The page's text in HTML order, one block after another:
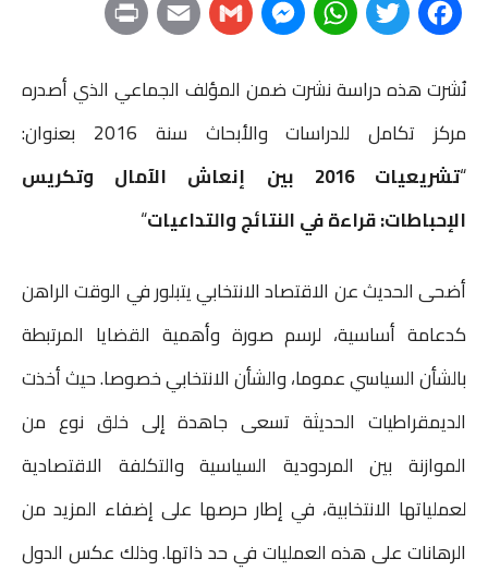
F
c
e
b
o
o
k
T
i
t
e
W
a
t
A
p
M
s
s
n
g
r
G
a
l
E
a
l
i
n
t
نُشرت هذه دراسة نشرت ضمن المؤلف الجماعي الذي أصدره
مركز تكامل للدراسات والأبحاث سنة 2016 بعنوان:
“
تشريعيات 2016 بين إنعاش الآمال وتكريس
الإحباطات: قراءة في النتائج والتداعيات“
أضحى الحديث عن الاقتصاد الانتخابي يتبلور في الوقت الراهن
كدعامة أساسية، لرسم صورة وأهمية القضايا المرتبطة
بالشأن السياسي عموما، والشأن الانتخابي خصوصا. حيث أخذت
الديمقراطيات الحديثة تسعى جاهدة إلى خلق نوع من
الموازنة بين المردودية السياسية والتكلفة الاقتصادية
لعملياتها الانتخابية، في إطار حرصها على إضفاء المزيد من
الرهانات على هذه العمليات في حد ذاتها. وذلك عكس الدول